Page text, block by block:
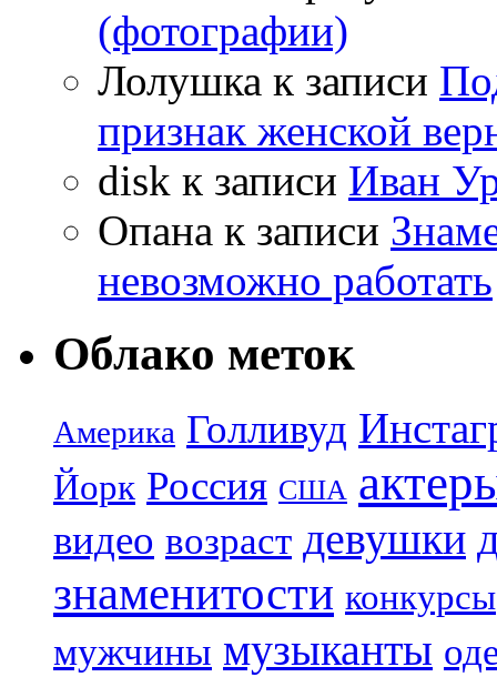
(фотографии)
Лолушка к записи
признак женской
disk к записи Иван
Опана к записи
невозможно работать
Облако меток
Америка Голливуд
Йорк Россия США
видео возраст девушки
знаменитости конкурсы
мужчины музыканты